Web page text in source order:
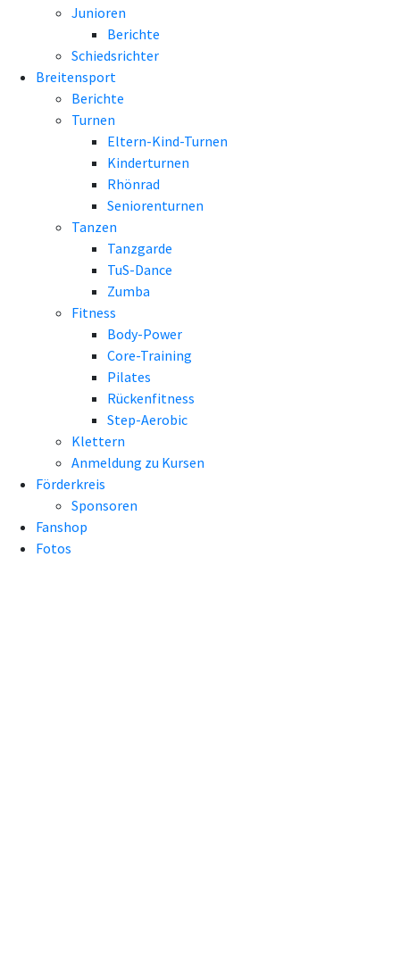
Junioren
Berichte
Schiedsrichter
Breitensport
Berichte
Turnen
Eltern-Kind-Turnen
Kinderturnen
Rhönrad
Seniorenturnen
Tanzen
Tanzgarde
TuS-Dance
Zumba
Fitness
Body-Power
Core-Training
Pilates
Rückenfitness
Step-Aerobic
Klettern
Anmeldung zu Kursen
Förderkreis
Sponsoren
Fanshop
Fotos